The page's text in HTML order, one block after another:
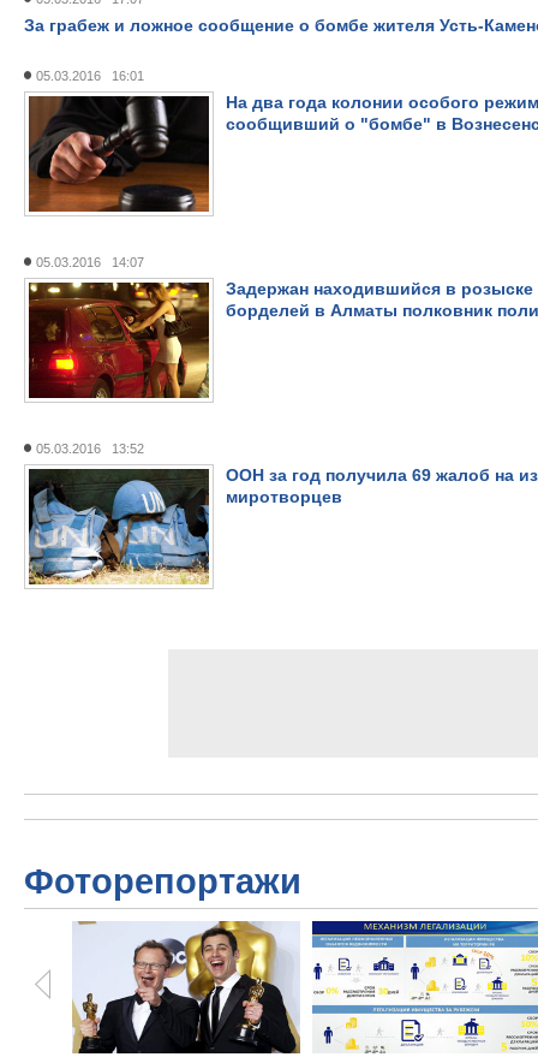
За грабеж и ложное сообщение о бомбе жителя Усть-
05.03.2016 16:01
На два года колонии особого
сообщивший о "бомбе" в
05.03.2016 14:07
Задержан находившийся в розыске
борделей в Алматы полковник
05.03.2016 13:52
ООН за год получила 69 жалоб на
миротворцев
Фоторепортажи